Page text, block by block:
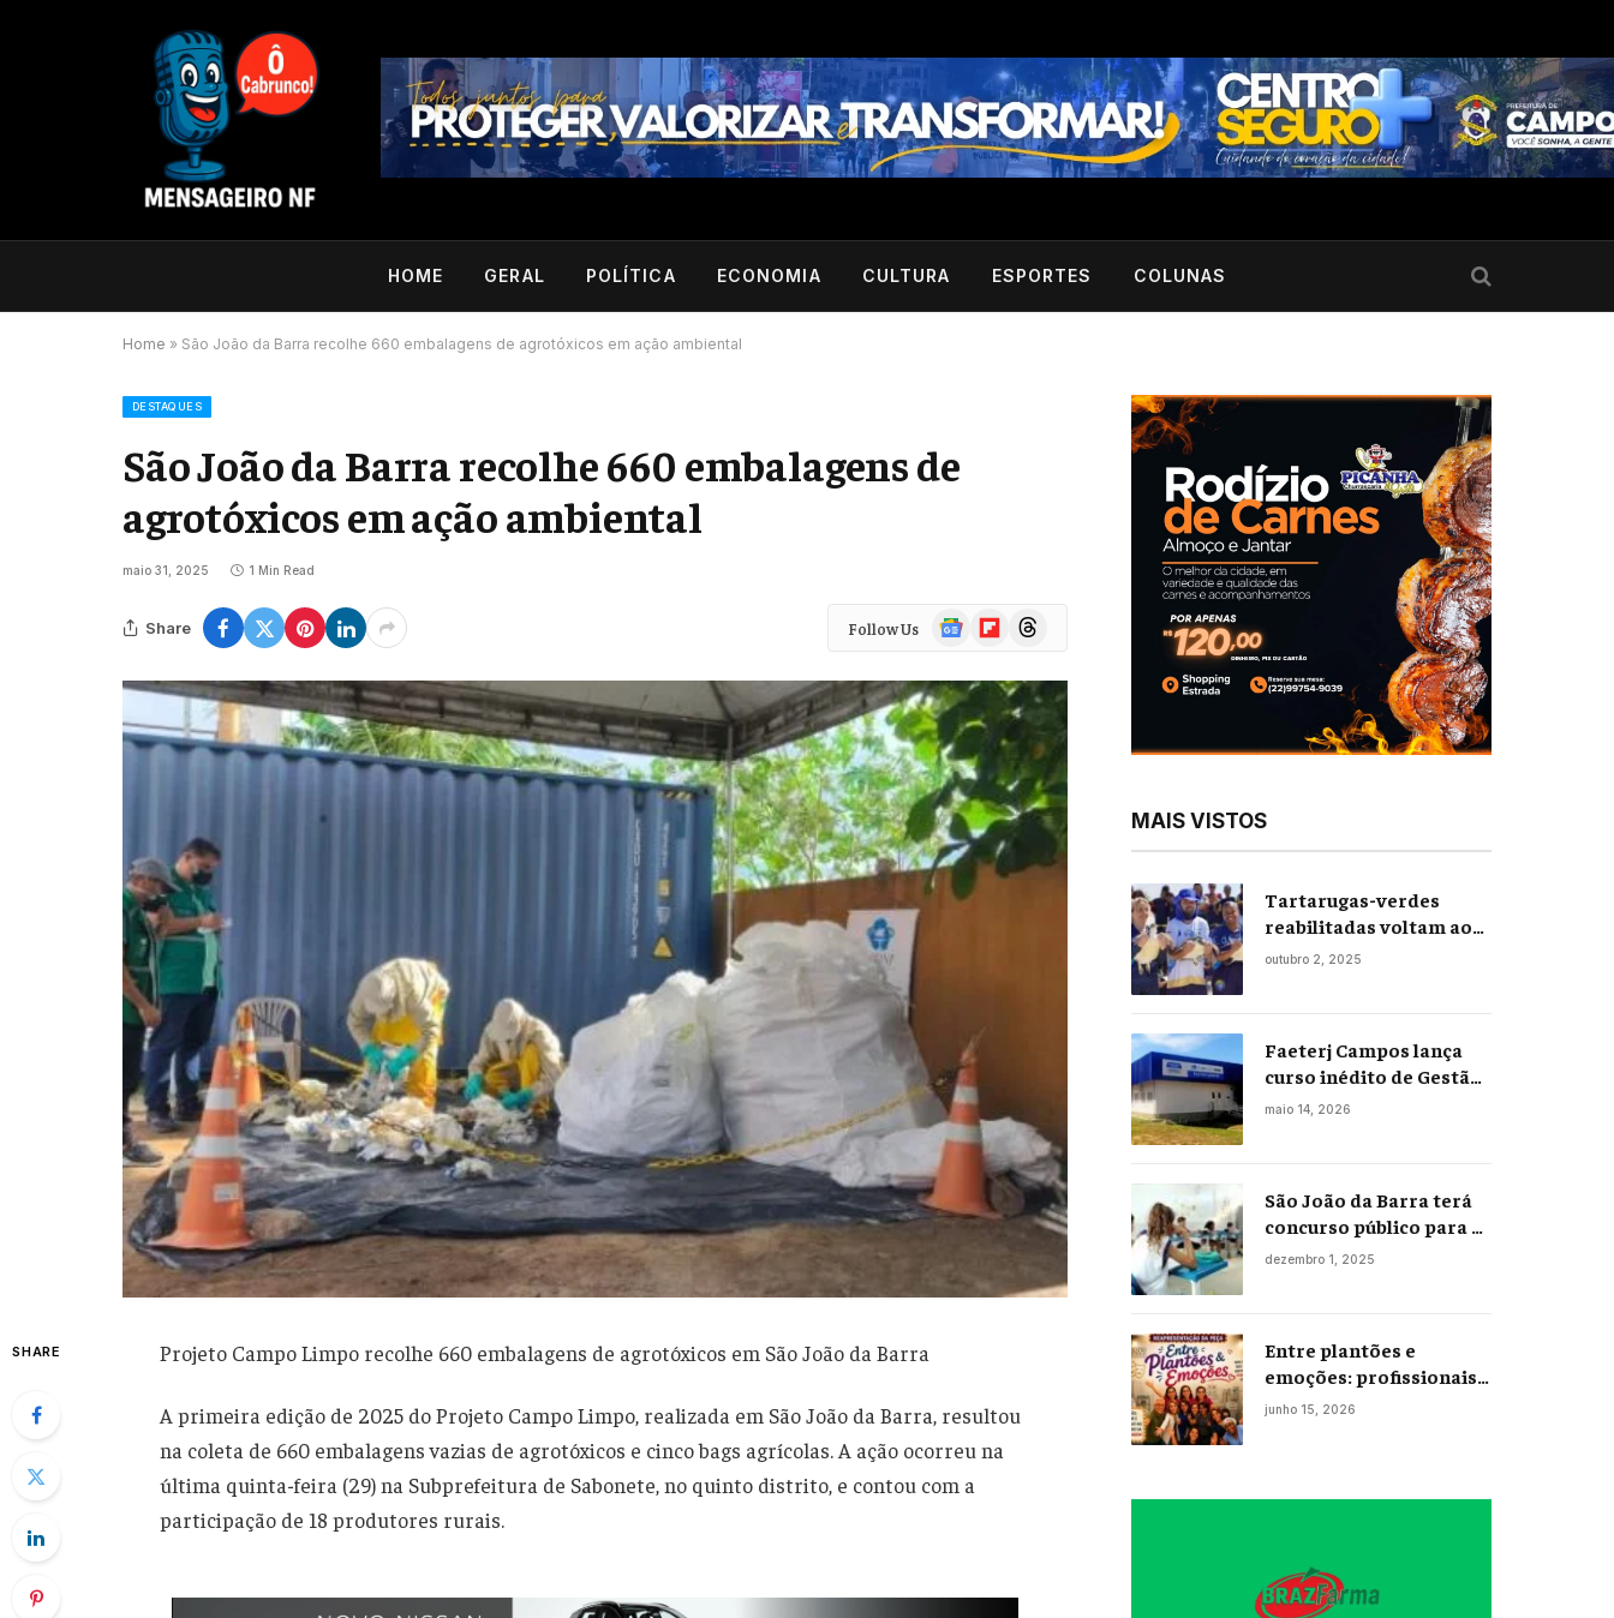
HOME GERAL POLÍTICA ECONOMIA CULTURA ESPORTES COLUNAS
Home » São João da Barra recolhe 660 embalagens de agrotóxicos em ação ambiental
DESTAQUES
São João da Barra recolhe 660 embalagens de
agrotóxicos em ação ambiental
maio 31, 2025 1 Min Read
Share Follow Us
Google
News
FlipboardThreads
SHARE Projeto Campo Limpo recolhe 660 embalagens de agrotóxicos em São João da Barra
A primeira edição de 2025 do Projeto Campo Limpo, realizada em São João da Barra, resultou
na coleta de 660 embalagens vazias de agrotóxicos e cinco bags agrícolas. A ação ocorreu na
última quinta-feira (29) na Subprefeitura de Sabonete, no quinto distrito, e contou com a
participação de 18 produtores rurais.
MAIS VISTOS
Tartarugas-verdes
reabilitadas voltam ao
mar em soltura inédita
outubro 2, 2025
Faeterj Campos lança
curso inédito de Gestão
Portuária
maio 14, 2026
São João da Barra terá
concurso público para a
Educação em 2026;
dezembro 1, 2025
Entre plantões e
emoções: profissionais
da enfermagem levam
junho 15, 2026